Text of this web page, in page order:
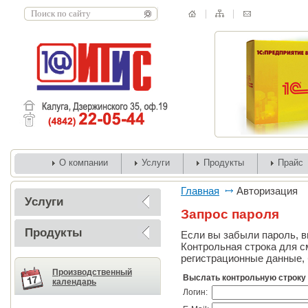
О компании Услуги Продукты Прайс
Услуги
Продукты
Производственный
календарь
Главная Авторизация
Запрос пароля
Если вы забыли пароль,
Контрольная строка для
регистрационные
Выслать контрольную строку
Логин: